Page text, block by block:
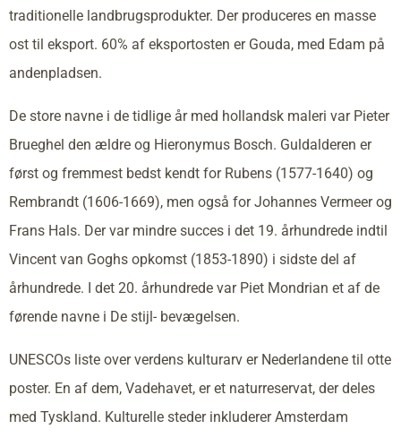
traditionelle landbrugsprodukter. Der produceres en masse
ost til eksport. 60% af eksportosten er Gouda, med Edam på
andenpladsen.
De store navne i de tidlige år med hollandsk maleri var Pieter
Brueghel den ældre og Hieronymus Bosch. Guldalderen er
først og fremmest bedst kendt for Rubens (1577-1640) og
Rembrandt (1606-1669), men også for Johannes Vermeer og
Frans Hals. Der var mindre succes i det 19. århundrede indtil
Vincent van Goghs opkomst (1853-1890) i sidste del af
århundrede. I det 20. århundrede var Piet Mondrian et af de
førende navne i De stijl- bevægelsen.
UNESCOs liste over verdens kulturarv er Nederlandene til otte
poster. En af dem, Vadehavet, er et naturreservat, der deles
med Tyskland. Kulturelle steder inkluderer Amsterdam